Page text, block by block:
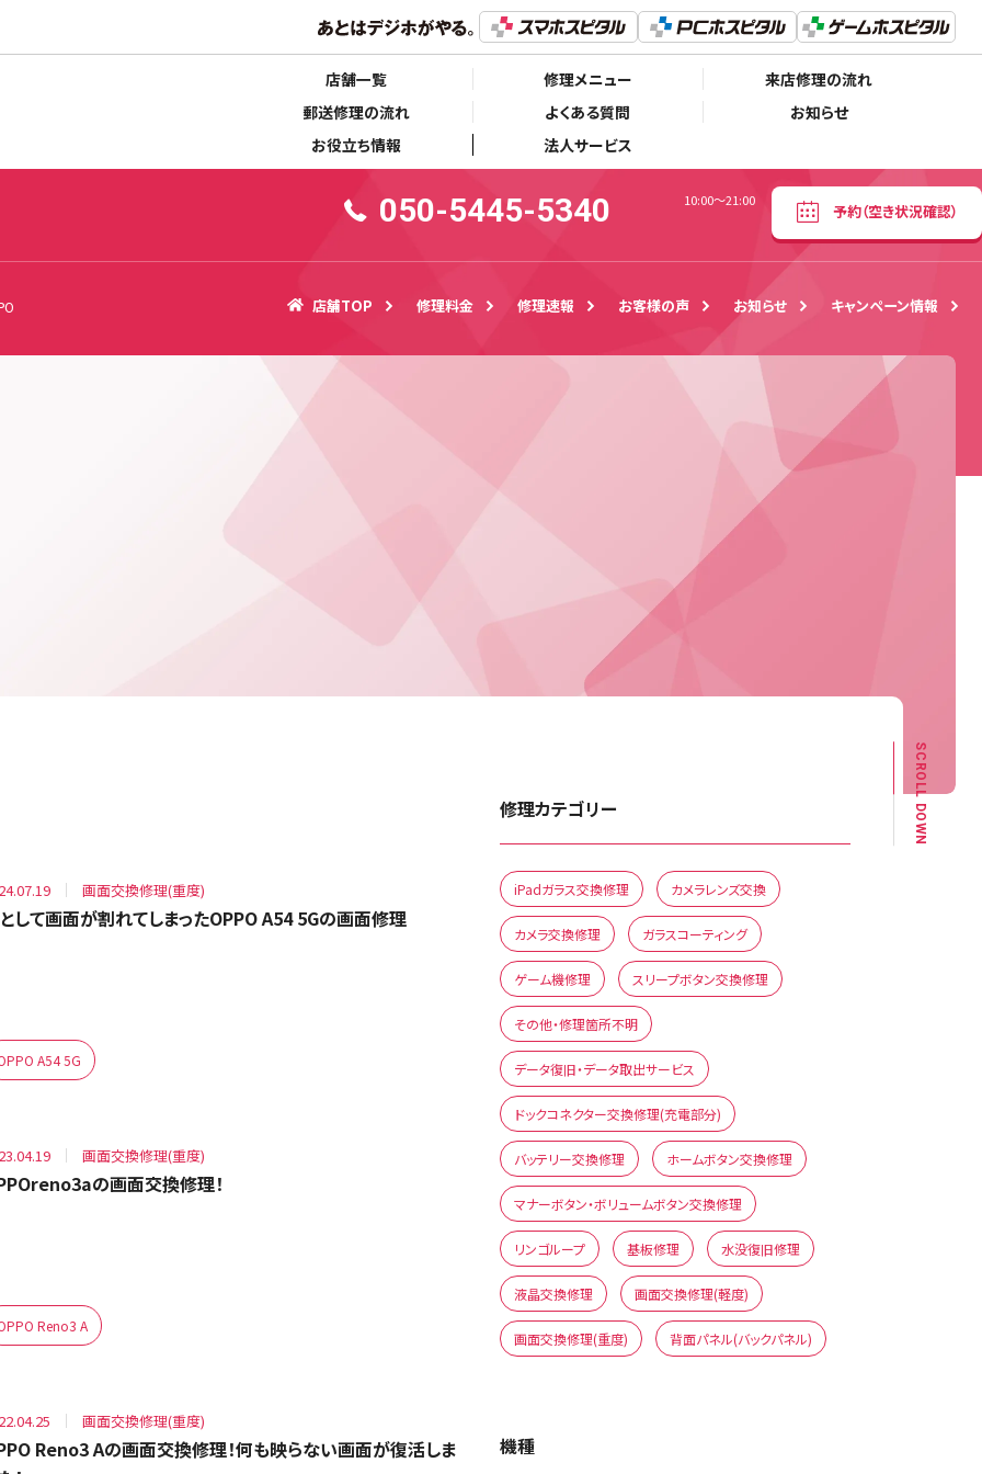
店舗一覧 修理メニュー
来店修理の流れ
郵送修理の流れ
よくある質問
お知らせ
お役立ち情報
法人サービス
せ キャンペーン情報
050-5445-5340
10:00～21:00
予約（空き状況確認）
050-5445-5340 10:00～21:00
予約（空き状況確認）
店舗TOP 修理料金 修理速報 お客様の声 お知らせ キャンペーン情報
SCROLL DOWN
画面交換修理(重度)
して画面が割れてしまったOPPO A54 5Gの画面修理
A54 5G
画面交換修理(重度)
の画面交換修理！
Reno3 A
画面交換修理(重度)
Reno3 Aの画面交換修理！何も映らない画面が復活しま
修理カテゴリー
iPadガラス交換修理 カメラレンズ交換
カメラ交換修理 ガラスコーティング
ゲーム機修理 スリープボタン交換修理
その他・修理箇所不明
データ復旧・データ取出サービス
ドックコネクター交換修理(充電部分)
バッテリー交換修理 ホームボタン交換修理
マナーボタン・ボリュームボタン交換修理
リンゴループ 基板修理 水没復旧修理
液晶交換修理 画面交換修理(軽度)
画面交換修理(重度) 背面パネル(バックパネル)
機種